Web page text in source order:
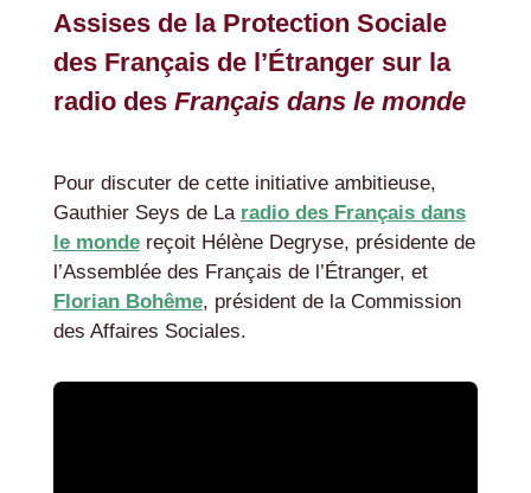
Assises de la Protection Sociale
des Français de l’Étranger sur la
radio des Français dans le monde
Pour discuter de cette initiative ambitieuse,
Gauthier Seys de La radio des Français dans
le mondereçoit Hélène Degryse, présidente de
l’Assemblée des Français de l’Étranger, et
Florian Bohême, président de la Commission
des Affaires Sociales.